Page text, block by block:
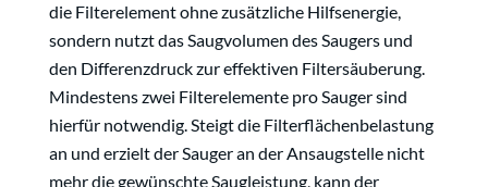
die Filterelement ohne zusätzliche Hilfsenergie,
sondern nutzt das Saugvolumen des Saugers und
den Differenzdruck zur effektiven Filtersäuberung.
Mindestens zwei Filterelemente pro Sauger sind
hierfür notwendig. Steigt die Filterflächenbelastung
an und erzielt der Sauger an der Ansaugstelle nicht
mehr die gewünschte Saugleistung, kann der